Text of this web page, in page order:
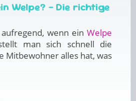
Welpe? – Die richtige
wenn ein Welpe
man sich schnell die
Mitbewohner alles hat, was